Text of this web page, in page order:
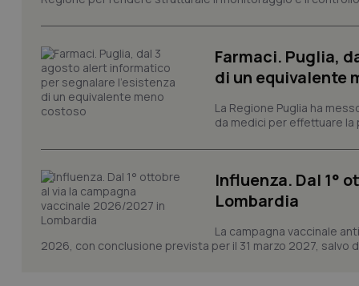
Farmaci. Puglia,
di un equivalente
La Regione Puglia ha
da medici per effettuare la
Influenza. Dal 1°
Lombardia
La campagna vaccinale
2026, con conclusione prevista per il 31 marzo 2027, salvo
tracking-sites-
session-id
_ga